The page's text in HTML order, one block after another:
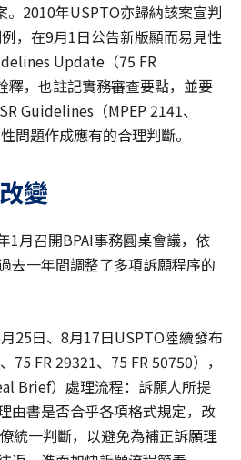
。2010年USPTO亦歸納該案宣判
，在9月1日公告新版顯而易見性
Update（75 FR
釋，也註記實務審查要點，並要
Guidelines（MPEP 2141、
問題作成應有的合理判斷。
變
1月召開BPAI事務圓桌會議，依
去一年間調整了多項訴願程序的
25日、8月17日USPTO陸續發布
75 FR 29321、75 FR 50750），
Brief）處理流程：訴願人所提
由書是否合乎各項格式規定，改
統一判斷，以避免為補正訴願理